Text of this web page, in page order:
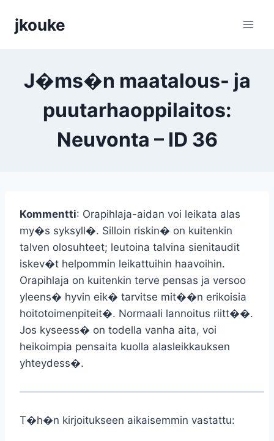
sisältöön
jkouke
J�ms�n maatalous- ja
puutarhaoppilaitos:
Neuvonta – ID 36
Kommentti: Orapihlaja-aidan voi leikata alas
my�s syksyll�. Silloin riskin� on kuitenkin
talven olosuhteet; leutoina talvina sienitaudit
iskev�t helpommin leikattuihin haavoihin.
Orapihlaja on kuitenkin terve pensas ja versoo
yleens� hyvin eik� tarvitse mit��n erikoisia
hoitotoimenpiteit�. Normaali lannoitus riitt��.
Jos kyseess� on todella vanha aita, voi
heikoimpia pensaita kuolla alasleikkauksen
yhteydess�.
T�h�n kirjoitukseen aikaisemmin vastattu: